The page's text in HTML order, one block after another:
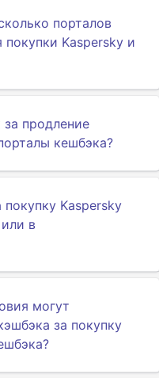
порталов
Kaspersky и
продление
кешбэка?
Kaspersky
в
могут
за покупку